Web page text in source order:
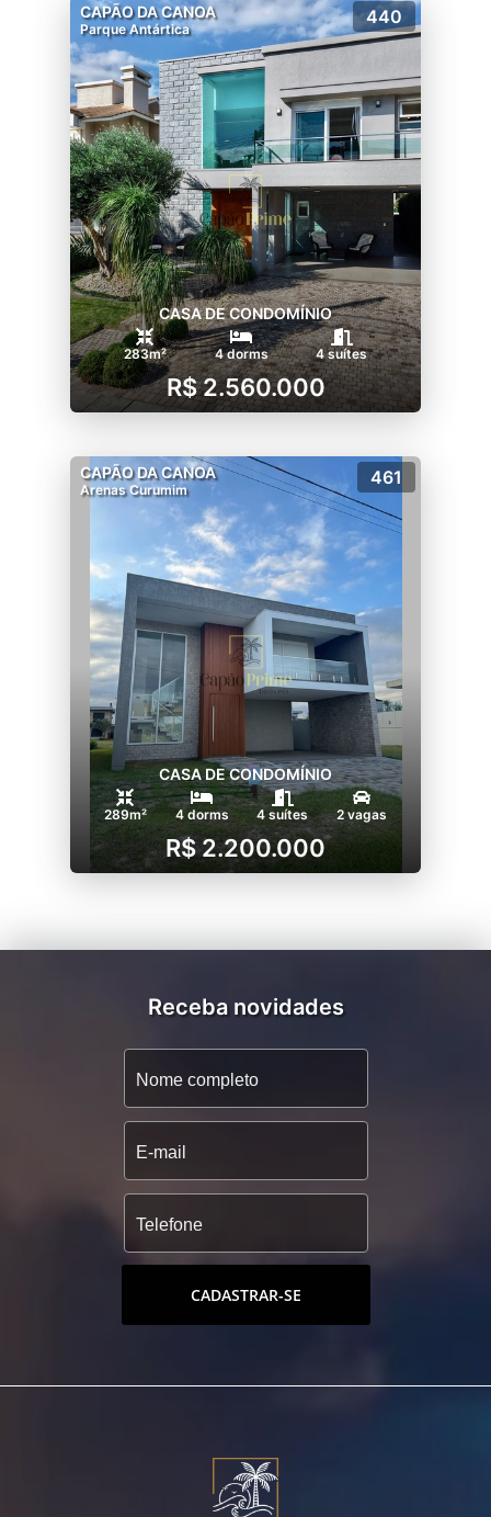
CAPÃO DA CANOA
Parque Antártica
440
CASA DE CONDOMÍNIO
283m² 4 dorms 4 suítes
R$ 2.560.000
CAPÃO DA CANOA
Arenas Curumim
461
CASA DE CONDOMÍNIO
289m² 4 dorms 4 suítes 2 vagas
R$ 2.200.000
Receba novidades
CADASTRAR-SE